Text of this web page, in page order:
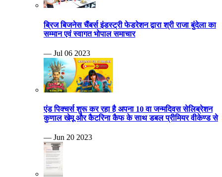
ब्रिज बिजनेस चैंबर्स इंडस्ट्री फेडरेशन द्वारा श्री राजा बुंदेला का
सम्मान एवं स्वागत भोपाल समाचार
— Jul 06 2023
एंड पिक्चर्स शुरू कर रहा है अपना 10 वा जन्मदिवस सेलिब्रेशन
कुणाल खेमू और कैटरिना कैफ के साथ डबल प्रीमियर वीकेण्ड से
— Jun 20 2023